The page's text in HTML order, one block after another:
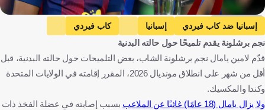
Getty Images
إسبانيا ضد كاب فيردي إسبانيا
كاب فيردي
كأس العالم
برشلونة لامين يامال
الرأس الأخضر
الولايات المتحدة كرة قدم
نجم برشلونة يقدم تلميحًا حول حالته البدنية
قدّم لامين يامال نجم برشلونة الشاب، بعض التلميحات حول حالته البدنية، قبل
أقل من شهر على انطلاق مونديال 2026، المقرر إقامته في الولايات المتحدة
وكندا والمكسيك.
ولا يزال يامال (18 عامًا) غائبًا عن الملاعب
بسبب إصابته في عضلة الفخذ ذات